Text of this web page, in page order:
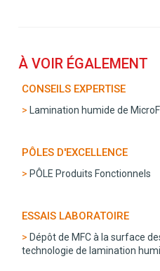
À VOIR ÉGALEMENT
CONSEILS EXPERTISE
Lamination humide de
PÔLES D'EXCELLENCE
PÔLE Produits Fonctionnels
ESSAIS LABORATOIRE
Dépôt de MFC à la surface
technologie de lamination